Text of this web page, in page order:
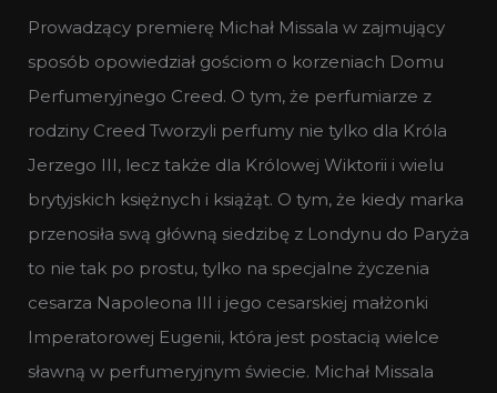
Prowadzący premierę Michał Missala w zajmujący
sposób opowiedział gościom o korzeniach Domu
Perfumeryjnego Creed. O tym, że perfumiarze z
rodziny Creed Tworzyli perfumy nie tylko dla Króla
Jerzego III, lecz także dla Królowej Wiktorii i wielu
brytyjskich księżnych i książąt. O tym, że kiedy marka
przenosiła swą główną siedzibę z Londynu do Paryża
to nie tak po prostu, tylko na specjalne życzenia
cesarza Napoleona III i jego cesarskiej małżonki
Imperatorowej Eugenii, która jest postacią wielce
sławną w perfumeryjnym świecie. Michał Missala